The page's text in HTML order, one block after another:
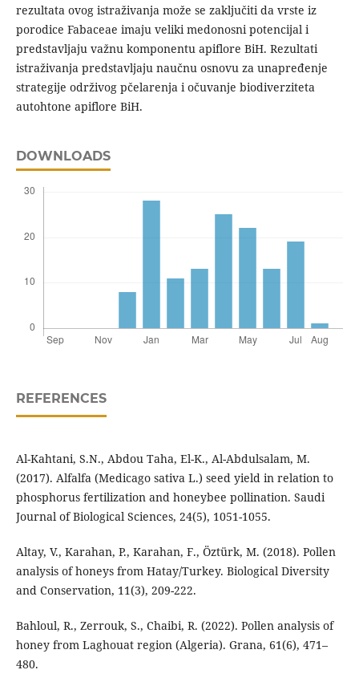
rezultata ovog istraživanja može se zaključiti da vrste iz
porodice Fabaceae imaju veliki medonosni potencijal i
predstavljaju važnu komponentu apiflore BiH. Rezultati
istraživanja predstavljaju naučnu osnovu za unapređenje
strategije održivog pčelarenja i očuvanje biodiverziteta
autohtone apiflore BiH.
DOWNLOADS
REFERENCES
Al-Kahtani, S.N., Abdou Taha, El-K., Al-Abdulsalam, M.
(2017). Alfalfa (Medicago sativa L.) seed yield in relation to
phosphorus fertilization and honeybee pollination. Saudi
Journal of Biological Sciences, 24(5), 1051-1055.
Altay, V., Karahan, P., Karahan, F., Öztürk, M. (2018). Pollen
analysis of honeys from Hatay/Turkey. Biological Diversity
and Conservation, 11(3), 209-222.
Bahloul, R., Zerrouk, S., Chaibi, R. (2022). Pollen analysis of
honey from Laghouat region (Algeria). Grana, 61(6), 471–
480.